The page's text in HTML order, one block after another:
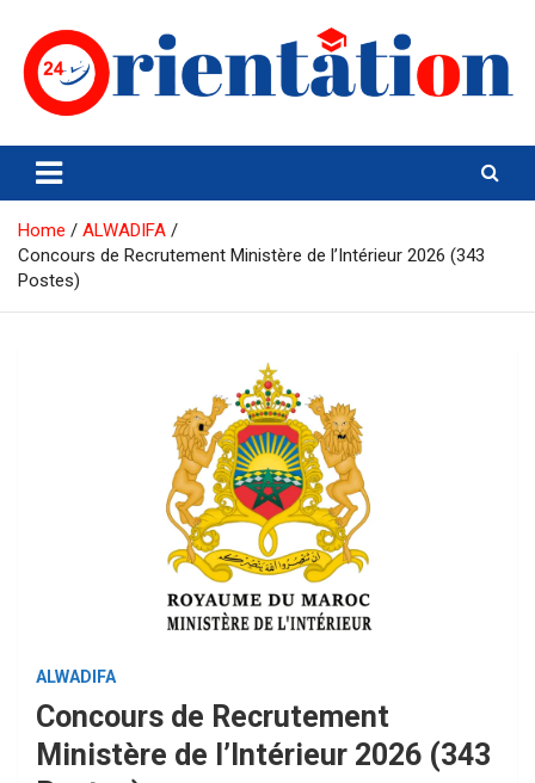
content
Orientation24
Emploi et Orientation au Maroc
Home
ALWADIFA
Concours de Recrutement Ministère de l’Intérieur 2026 (343
Postes)
ALWADIFA
Concours de Recrutement
Ministère de l’Intérieur 2026 (343